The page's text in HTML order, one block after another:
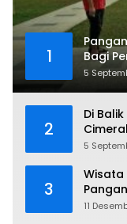
1
Bagi
5
2
Di
5
3
Wisata
11